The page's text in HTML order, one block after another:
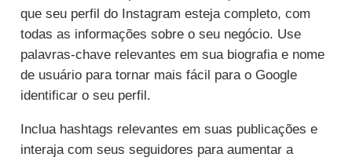
que seu perfil do Instagram esteja completo, com
todas as informações sobre o seu negócio. Use
palavras-chave relevantes em sua biografia e nome
de usuário para tornar mais fácil para o Google
identificar o seu perfil.
Inclua hashtags relevantes em suas publicações e
interaja com seus seguidores para aumentar a